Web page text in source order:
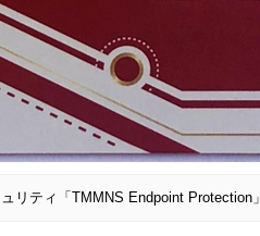
リティ「TMMNS Endpoint Protection」